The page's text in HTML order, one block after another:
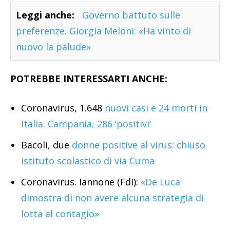
Leggi anche:
Governo battuto sulle
preferenze. Giorgia Meloni: «Ha vinto di
nuovo la palude»
POTREBBE INTERESSARTI ANCHE:
Coronavirus, 1.648 nuovi casi e 24 morti in
Italia. Campania, 286 ‘positivi’
Bacoli, due donne positive al virus: chiuso
istituto scolastico di via Cuma
Coronavirus. Iannone (FdI): «De Luca
dimostra di non avere alcuna strategia di
lotta al contagio»